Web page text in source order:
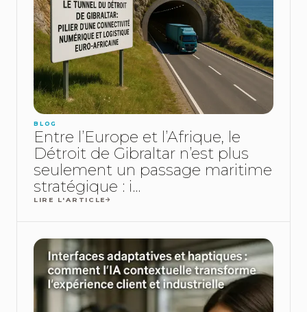
BLOG
Entre l’Europe et l’Afrique, le
Détroit de Gibraltar n’est plus
seulement un passage maritime
stratégique : i...
LIRE L'ARTICLE